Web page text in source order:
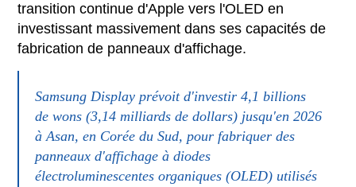
transition continue d'Apple vers l'OLED en
investissant massivement dans ses capacités de
fabrication de panneaux d'affichage.
Samsung Display prévoit d'investir 4,1 billions
de wons (3,14 milliards de dollars) jusqu'en 2026
à Asan, en Corée du Sud, pour fabriquer des
panneaux d'affichage à diodes
électroluminescentes organiques (OLED) utilisés